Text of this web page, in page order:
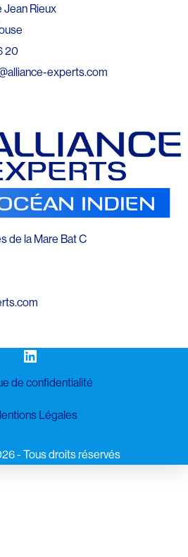
Jean Rieux
20
experts.com
de la Mare Bat C
LinkedIn
de confidentialité
Légales
- Tous droits réservés